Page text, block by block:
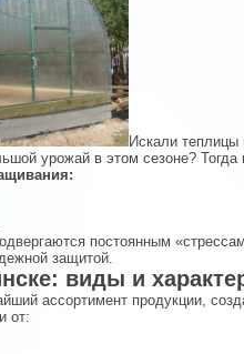
Искали теплицы
урожай в этом сезоне?
постоянным
защитой.
виды и
ассортимент продукции,
от: